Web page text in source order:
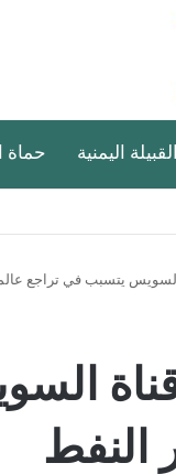
القبيلة اليمنية حماة
السويس يتسبب في تراجع
قناة
النفط